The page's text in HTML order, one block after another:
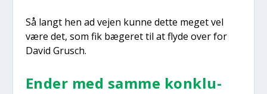
Så langt hen ad vej­en kun­ne det­te meget vel
være det, som fik bæge­ret til at fly­de over for
David Grusch.
Ender med sam­me kon­klu­